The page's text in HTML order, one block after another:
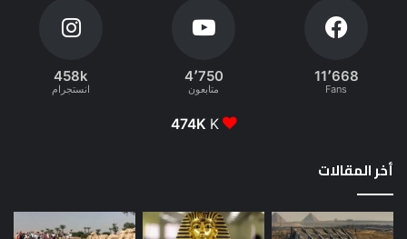
11٬668
Fans
4٬750
متابعون
458k
انستجرام
474K K
أخر المقالات